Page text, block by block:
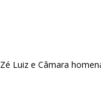
Zé Luiz e Câmara